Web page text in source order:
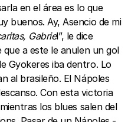
en el área es lo que
buenos. Ay, Asencio de mi
Gabriel”, le dice
que a este le anulen un gol
Gyokeres iba dentro. Lo
al brasileño. El Nápoles
Con esta victoria
los blues salen del